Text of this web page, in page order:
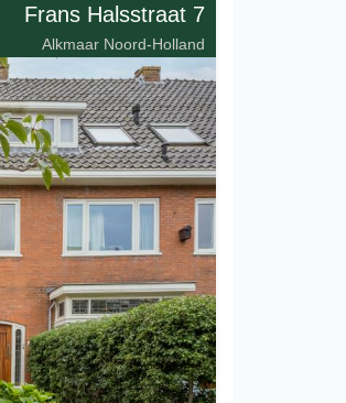
Frans Halsstraat 7
Alkmaar Noord-Holland